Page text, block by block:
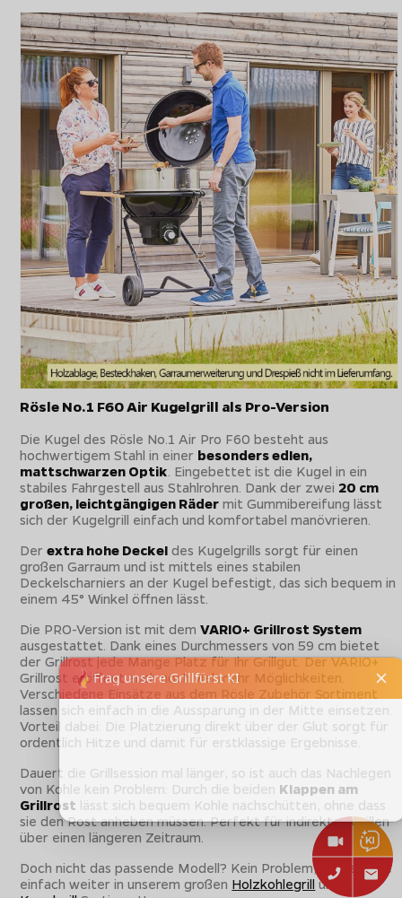
Rösle No.1 F60 Air Kugelgrill als Pro-Version
Die Kugel des Rösle No.1 Air Pro F60 besteht aus
hochwertigem Stahl in einer besonders edlen,
mattschwarzen Optik . Eingebettet ist die Kugel in ein
stabiles Fahrgestell aus Stahlrohren. Dank der zwei 20 cm
großen, leichtgängigen Räder mit Gummibereifung lässt
sich der Kugelgrill einfach und komfortabel manövrieren.
Derextra hohe Deckel des Kugelgrills sorgt für einen
großen Garraum und ist mittels eines stabilen
Deckelscharniers an der Kugel befestigt, das sich bequem in
einem 45° Winkel öffnen lässt.
Die PRO-Version ist mit demVARIO+ Grillrost System
ausgestattet. Dank eines Durchmessers von 59 cm bietet
der Grillrost jede Mange Platz für Ihr Grillgut. Der VARIO+
Grillrost eröffnet auch noch viel mehr Möglichkeiten.
Verschiedene Einsätze aus dem Rösle Zubehör Sortiment
lassen sich einfach in die Aussparung in der Mitte einsetzen.
Vorteil dabei: Die Platzierung direkt über der Glut sorgt für
ordentlich Hitze und damit für erstklassige Ergebnisse.
Dauert die Grillsession mal länger, so ist auch das Nachlegen
von Kohle kein Problem: Durch die beiden Klappen am
Grillrost lässt sich bequem Kohle nachschütten, ohne dass
sie den Rost anheben müssen. Perfekt für indirektes Grillen
über einen längeren Zeitraum.
Doch nicht das passende Modell? Kein Problem, stöbern Sie
einfach weiter in unserem großen Holzkohlegrill und